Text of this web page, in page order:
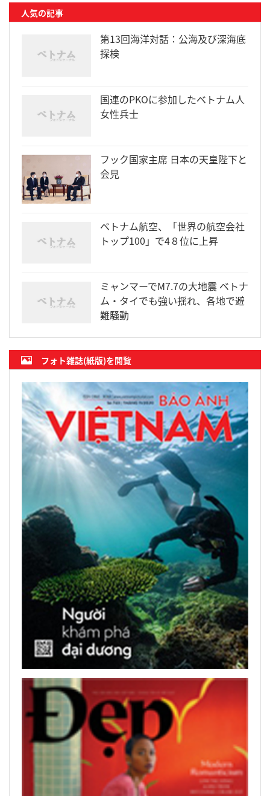
人気の記事
第13回海洋対話：公海及び深海底
探検
国連のPKOに参加したベトナム人
女性兵士
フック国家主席 日本の天皇陛下と
会見
ベトナム航空、「世界の航空会社
トップ100」で4８位に上昇
ミャンマーでM7.7の大地震 ベトナ
ム・タイでも強い揺れ、各地で避
難騒動
フォト雑誌(紙版)を閲覧